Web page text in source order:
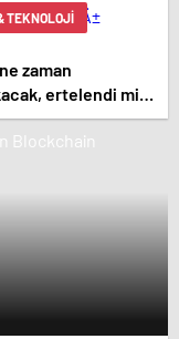
TEKNOLOJI
zaman
ertelendi mi?
Games’ten GTA
tarihi